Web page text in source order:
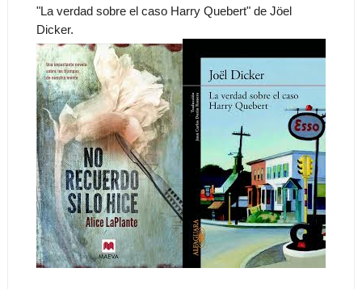
"La verdad sobre el caso Harry Quebert" de Jöel
Dicker.